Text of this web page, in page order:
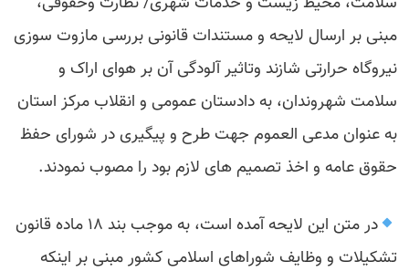
مبنی بر ارسال لایحه و مستندات قانونی بررسی مازوت سوزی
نیروگاه حرارتی شازند وتاثیر آلودگی آن بر هوای اراک و
سلامت شهروندان، به دادستان عمومی و انقلاب‌ مرکز استان
به عنوان مدعی العموم جهت‌ طرح و پیگیری در شورای حفظ
حقوق عامه و اخذ تصمیم های لازم بود را مصوب نمودند.
در متن این لایحه آمده است، به موجب بند ۱۸ ماده قانون
تشکیلات و وظایف شوراهای اسلامی کشور مبنی بر اینکه